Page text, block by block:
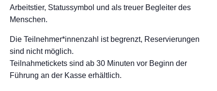
Arbeitstier, Statussymbol und als treuer Begleiter des
Menschen.
Die Teilnehmer*innenzahl ist begrenzt, Reservierungen
sind nicht möglich.
Teilnahmetickets sind ab 30 Minuten vor Beginn der
Führung an der Kasse erhältlich.